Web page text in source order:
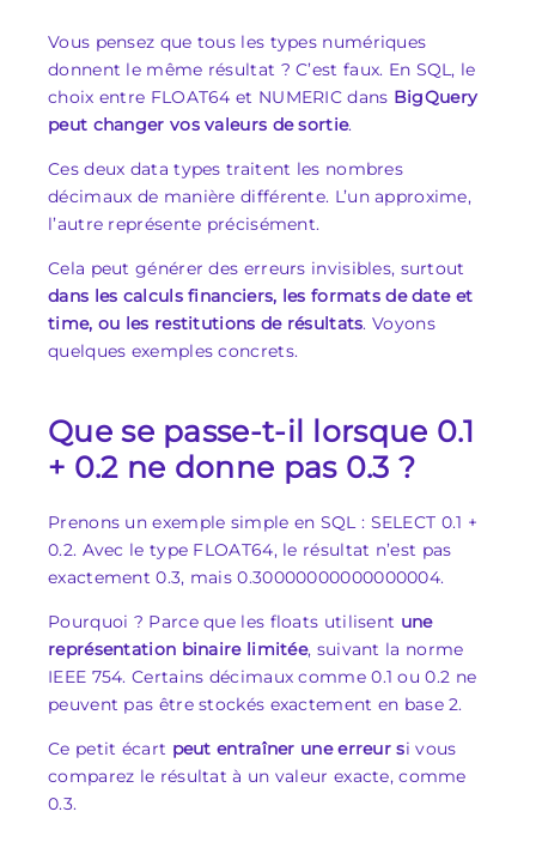
Vous pensez que tous les types numériques
donnent le même résultat ? C’est faux. En SQL, le
choix entre FLOAT64 et NUMERIC dans BigQuery
peut changer vos valeurs de sortie.
Ces deux data types traitent les nombres
décimaux de manière différente. L’un approxime,
l’autre représente précisément.
Cela peut générer des erreurs invisibles, surtout
dans les calculs financiers, les formats de date et
time, ou les restitutions de résultats. Voyons
quelques exemples concrets.
Que se passe-t-il lorsque 0.1
+ 0.2 ne donne pas 0.3 ?
Prenons un exemple simple en SQL : SELECT 0.1 +
0.2. Avec le type FLOAT64, le résultat n’est pas
exactement0.3, mais0.30000000000000004.
Pourquoi ? Parce que les floats utilisent une
représentation binaire limitée, suivant la norme
IEEE 754. Certains décimaux comme0.1 ou0.2 ne
peuvent pas être stockés exactement en base 2.
Ce petit écart peut entraîner une erreur si vous
comparez le résultat à un valeur exacte, comme
0.3.